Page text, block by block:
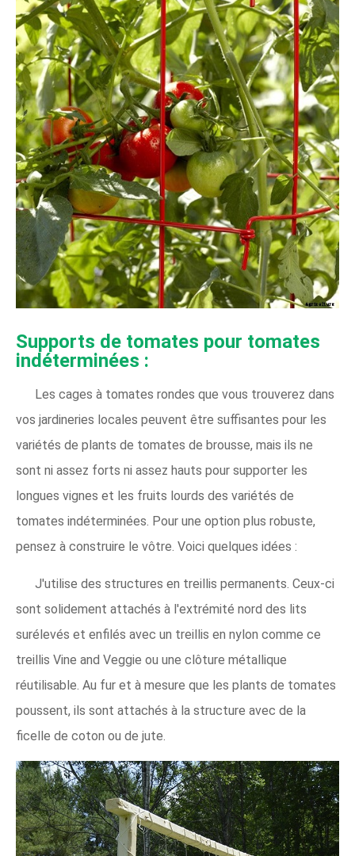
Supports de tomates pour tomates
indéterminées :
Les cages à tomates rondes que vous trouverez dans
vos jardineries locales peuvent être suffisantes pour les
variétés de plants de tomates de brousse, mais ils ne
sont ni assez forts ni assez hauts pour supporter les
longues vignes et les fruits lourds des variétés de
tomates indéterminées. Pour une option plus robuste,
pensez à construire le vôtre. Voici quelques idées :
J'utilise des structures en treillis permanents. Ceux-ci
sont solidement attachés à l'extrémité nord des lits
surélevés et enfilés avec un treillis en nylon comme ce
treillis Vine and Veggie ou une clôture métallique
réutilisable. Au fur et à mesure que les plants de tomates
poussent, ils sont attachés à la structure avec de la
ficelle de coton ou de jute.